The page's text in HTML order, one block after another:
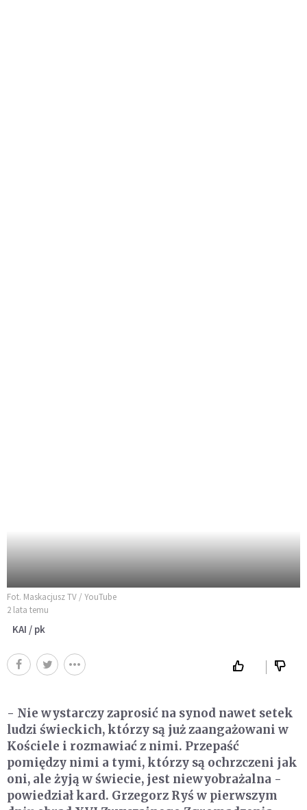
Fot. Maskacjusz TV / YouTube
2 lata temu
KAI / pk
- Nie wystarczy zaprosić na synod nawet setek
ludzi świeckich, którzy są już zaangażowani w
Kościele i rozmawiać z nimi. Przepaść
pomiędzy nimi a tymi, którzy są ochrzczeni jak
oni, ale żyją w świecie, jest niewyobrażalna -
powiedział kard. Grzegorz Ryś w pierwszym